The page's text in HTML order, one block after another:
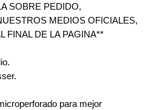
SOBRE PEDIDO,
MEDIOS OFICIALES,
FINAL DE LA PAGINA**
para mejor